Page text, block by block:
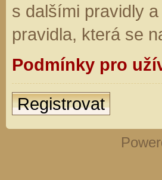
s dalšími pravidly
pravidla, která se
Podmínky pro
Registrovat